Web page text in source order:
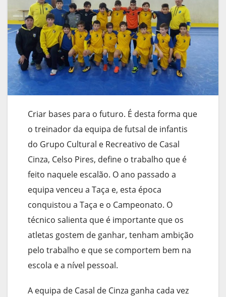
Criar bases para o futuro. É desta forma que
o treinador da equipa de futsal de infantis
do Grupo Cultural e Recreativo de Casal
Cinza, Celso Pires, define o trabalho que é
feito naquele escalão. O ano passado a
equipa venceu a Taça e, esta época
conquistou a Taça e o Campeonato. O
técnico salienta que é importante que os
atletas gostem de ganhar, tenham ambição
pelo trabalho e que se comportem bem na
escola e a nível pessoal.
A equipa de Casal de Cinza ganha cada vez